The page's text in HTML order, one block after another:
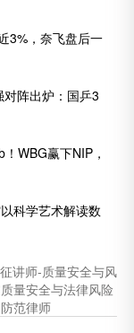
，奈飞盘后一
阵出炉：国乒3
WBG赢下NIP，
科学艺术解读数
讲师-质量安全与风
量安全与法律风险
防范律师